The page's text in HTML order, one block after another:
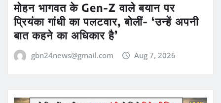
मोहन भागवत के Gen-Z वाले बयान पर
प्रियंका गांधी का पलटवार, बोलीं- ‘उन्हें अपनी
बात कहने का अधिकार है’
gbn24news@gmail.com Aug 7, 2026